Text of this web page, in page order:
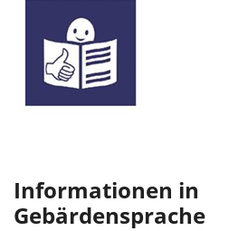
Informationen in
Gebärdensprache